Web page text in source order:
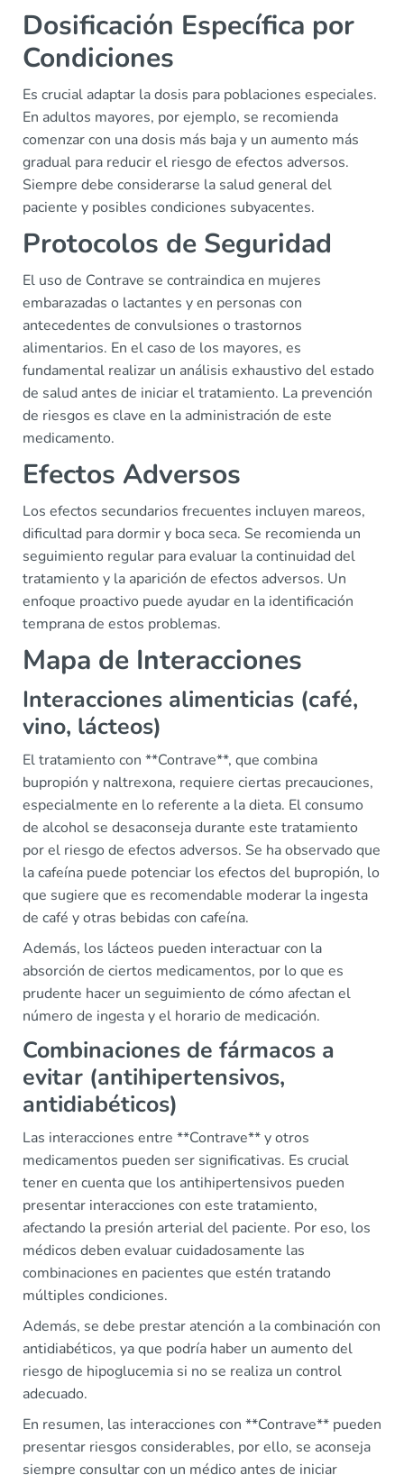
Dosificación Específica por
Condiciones
Es crucial adaptar la dosis para poblaciones especiales.
En adultos mayores, por ejemplo, se recomienda
comenzar con una dosis más baja y un aumento más
gradual para reducir el riesgo de efectos adversos.
Siempre debe considerarse la salud general del
paciente y posibles condiciones subyacentes.
Protocolos de Seguridad
El uso de Contrave se contraindica en mujeres
embarazadas o lactantes y en personas con
antecedentes de convulsiones o trastornos
alimentarios. En el caso de los mayores, es
fundamental realizar un análisis exhaustivo del estado
de salud antes de iniciar el tratamiento. La prevención
de riesgos es clave en la administración de este
medicamento.
Efectos Adversos
Los efectos secundarios frecuentes incluyen mareos,
dificultad para dormir y boca seca. Se recomienda un
seguimiento regular para evaluar la continuidad del
tratamiento y la aparición de efectos adversos. Un
enfoque proactivo puede ayudar en la identificación
temprana de estos problemas.
Mapa de Interacciones
Interacciones alimenticias (café,
vino, lácteos)
El tratamiento con **Contrave**, que combina
bupropión y naltrexona, requiere ciertas precauciones,
especialmente en lo referente a la dieta. El consumo
de alcohol se desaconseja durante este tratamiento
por el riesgo de efectos adversos. Se ha observado que
la cafeína puede potenciar los efectos del bupropión, lo
que sugiere que es recomendable moderar la ingesta
de café y otras bebidas con cafeína.
Además, los lácteos pueden interactuar con la
absorción de ciertos medicamentos, por lo que es
prudente hacer un seguimiento de cómo afectan el
número de ingesta y el horario de medicación.
Combinaciones de fármacos a
evitar (antihipertensivos,
antidiabéticos)
Las interacciones entre **Contrave** y otros
medicamentos pueden ser significativas. Es crucial
tener en cuenta que los antihipertensivos pueden
presentar interacciones con este tratamiento,
afectando la presión arterial del paciente. Por eso, los
médicos deben evaluar cuidadosamente las
combinaciones en pacientes que estén tratando
múltiples condiciones.
Además, se debe prestar atención a la combinación con
antidiabéticos, ya que podría haber un aumento del
riesgo de hipoglucemia si no se realiza un control
adecuado.
En resumen, las interacciones con **Contrave** pueden
presentar riesgos considerables, por ello, se aconseja
siempre consultar con un médico antes de iniciar